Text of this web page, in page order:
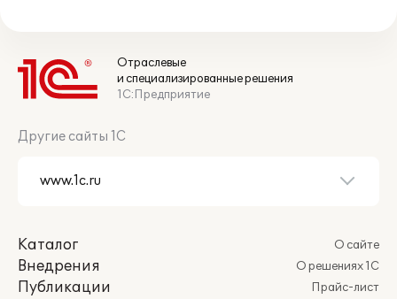
Отраслевые
и специализированные решения
1С:Предприятие
Другие сайты 1С
Каталог
Внедрения
Публикации
О сайте
О решениях 1С
Прайс-лист